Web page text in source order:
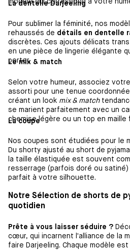
modèle qui correspond à votre
La dentelle Darjeeling
Pour sublimer la féminité, nos
rehaussés de détails en dentelle
discrètes. Ces ajouts délicats
en une pièce de lingerie élégante
porter.
Le mix & match
Selon votre humeur, associez
assorti pour une tenue
créant un look mix & match
se marient parfaitement avec un
chemise légère ou un top en maille
La coupe
Nos coupes sont étudiées pour le
Du shorty ajusté au short de
la taille élastiquée est souvent
resserrage (parfois doré ou satiné)
parfait à votre silhouette.
Notre Sélection de shorts de
quotidien
Prête à vous laisser séduire ?
cœur, qui incarnent l'alliance de la
faire Darjeeling. Chaque modèle